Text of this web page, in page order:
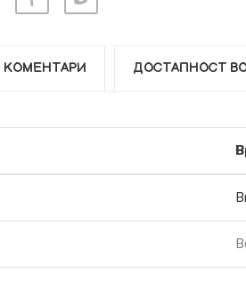
КОМЕНТАРИ ДОСТАПНОСТ